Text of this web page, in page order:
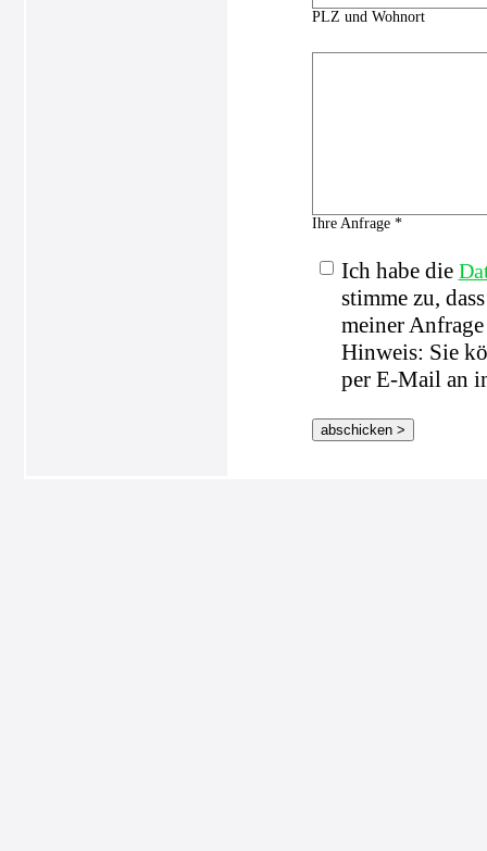
PLZ und Wohnort
Ihre Anfrage *
Ich habe die
stimme zu,
meiner
Hinweis: Sie
per E-Mail an